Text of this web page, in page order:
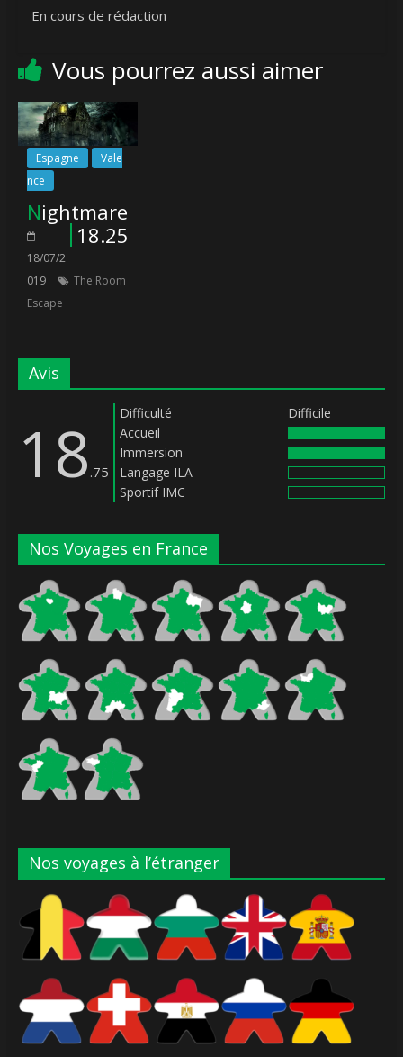
En cours de rédaction
Vous pourrez aussi aimer
Espagne
Vale
nce
Nightmare
18.25
18/07/2
019
The Room
Escape
Avis
18 .75
Difficulté
Difficile
Accueil
Immersion
Langage ILA
Sportif IMC
Nos Voyages en France
Nos voyages à l’étranger